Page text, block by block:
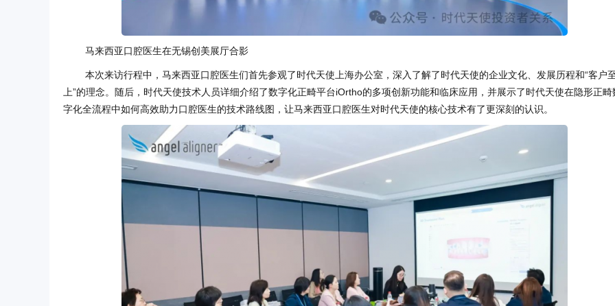
马来西亚口腔医生在无锡创美展厅合影
本次来访行程中，马来西亚口腔医生们首先参观了时代天使上海办公室，深入了解了时代天使的企业文化、发展历程和“客户
上”的理念。随后，时代天使技术人员详细介绍了数字化正畸平台iOrtho的多项创新功能和临床应用，并展示了时代天使在隐形正畸
字化全流程中如何高效助力口腔医生的技术路线图，让马来西亚口腔医生对时代天使的核心技术有了更深刻的认识。